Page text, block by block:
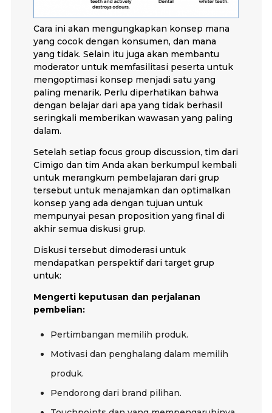
Cara ini akan mengungkapkan konsep mana
yang cocok dengan konsumen, dan mana
yang tidak. Selain itu juga akan membantu
moderator untuk memfasilitasi peserta untuk
mengoptimasi konsep menjadi satu yang
paling menarik. Perlu diperhatikan bahwa
dengan belajar dari apa yang tidak berhasil
seringkali memberikan wawasan yang paling
dalam.
Setelah setiap focus group discussion, tim dari
Cimigo dan tim Anda akan berkumpul kembali
untuk merangkum pembelajaran dari grup
tersebut untuk menajamkan dan optimalkan
konsep yang ada dengan tujuan untuk
mempunyai pesan proposition yang final di
akhir semua diskusi grup.
Diskusi tersebut dimoderasi untuk
mendapatkan perspektif dari target grup
untuk:
Mengerti keputusan dan perjalanan
pembelian:
Pertimbangan memilih produk.
Motivasi dan penghalang dalam memilih
produk.
Pendorong dari brand pilihan.